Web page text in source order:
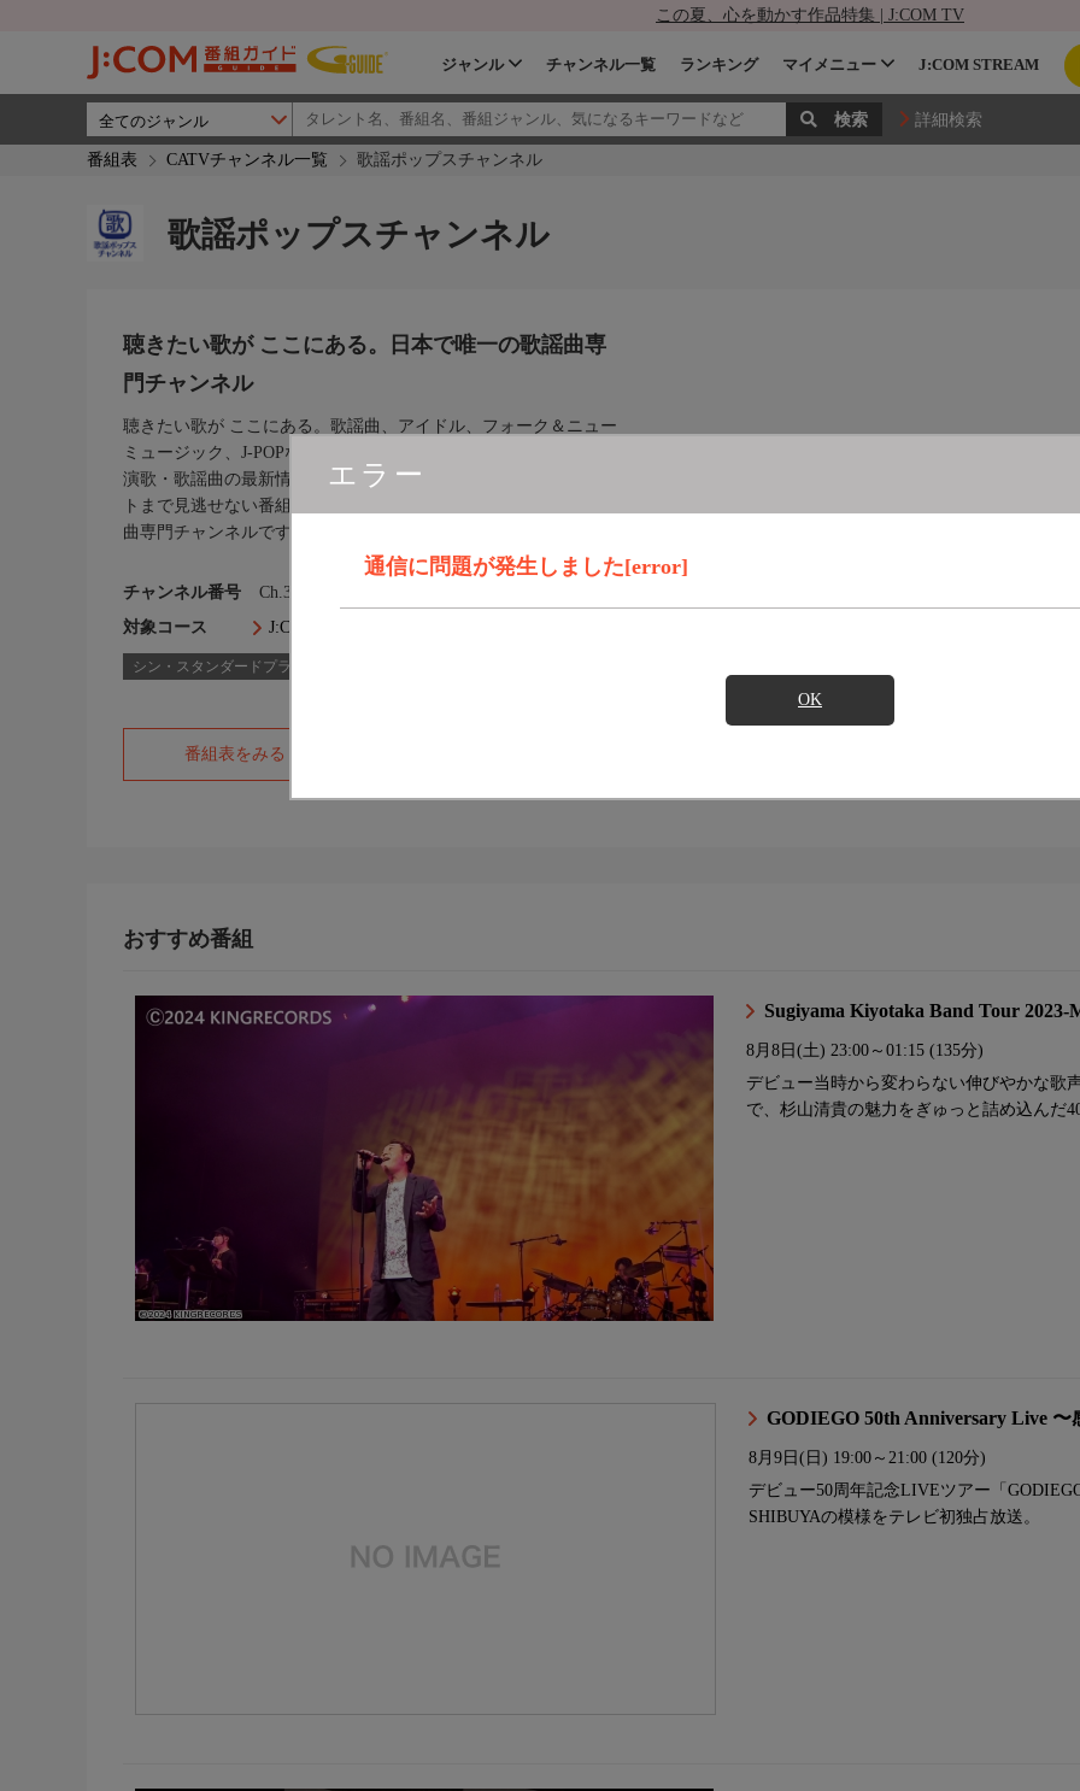
この夏、心を動かす作品特集 | J:COM TV
ジャンル チャンネル一覧 ランキング マイメニュー J:COM STREAM
詳細検索
番組表 CATVチャンネル一覧 歌謡ポップスチャンネル
エラー
通信に問題が発生しました[error]
OK
歌謡ポップスチャンネル
聴きたい歌が ここにある。日本で唯一の歌謡曲専
門チャンネル
聴きたい歌が ここにある。歌謡曲、アイドル、フォーク＆ニュー
ミュージック、J-POPなどさまざまなジャンルの名曲をお届け。
演歌・歌謡曲の最新情報や、過去の貴重な映像から最新コンサー
トまで見逃せない番組が豊富にラインナップ！日本で唯一の歌謡
曲専門チャンネルです。
チャンネル番号
Ch.354
対象コース
J:COM TVコース一覧
シン・スタンダードプラス
番組表をみる
おすすめ番組
Sugiyama Kiyotaka Band Tour
8月8日(土) 23:00～01:15 (135分)
デビュー当時から変わらない伸びやかな歌
で、杉山清貴の魅力をぎゅっと詰め込んだ
GODIEGO 50th Anniversary Live 〜
8月9日(日) 19:00～21:00 (120分)
デビュー50周年記念LIVEツアー「
SHIBUYAの模様をテレビ初独占放送。